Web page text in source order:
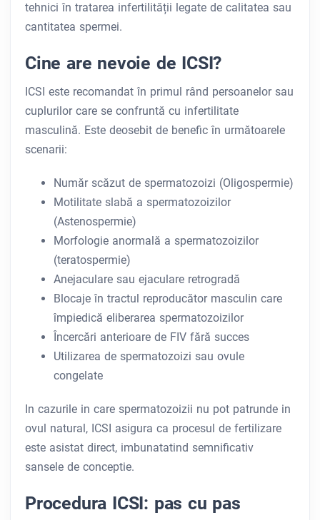
tehnici în tratarea infertilității legate de calitatea sau
cantitatea spermei.
Cine are nevoie de ICSI?
ICSI este recomandat în primul rând persoanelor sau
cuplurilor care se confruntă cu infertilitate
masculină. Este deosebit de benefic în următoarele
scenarii:
Număr scăzut de spermatozoizi (Oligospermie)
Motilitate slabă a spermatozoizilor
(Astenospermie)
Morfologie anormală a spermatozoizilor
(teratospermie)
Anejaculare sau ejaculare retrogradă
Blocaje în tractul reproducător masculin care
împiedică eliberarea spermatozoizilor
Încercări anterioare de FIV fără succes
Utilizarea de spermatozoizi sau ovule
congelate
In cazurile in care spermatozoizii nu pot patrunde in
ovul natural, ICSI asigura ca procesul de fertilizare
este asistat direct, imbunatatind semnificativ
sansele de conceptie.
Procedura ICSI: pas cu pas